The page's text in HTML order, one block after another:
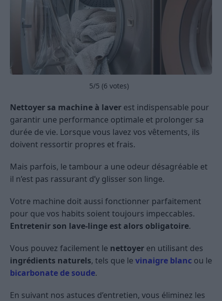
5/5 (6 votes)
Nettoyer sa machine à laver est indispensable pour
garantir une performance optimale et prolonger sa
durée de vie. Lorsque vous lavez vos vêtements, ils
doivent ressortir propres et frais.
Mais parfois, le tambour a une odeur désagréable et
il n’est pas rassurant d’y glisser son linge.
Votre machine doit aussi fonctionner parfaitement
pour que vos habits soient toujours impeccables.
Entretenir son lave-linge est alors obligatoire.
Vous pouvez facilement le nettoyer en utilisant des
ingrédients naturels, tels que le vinaigre blanc ou le
bicarbonate de soude.
En suivant nos astuces d’entretien, vous éliminez les